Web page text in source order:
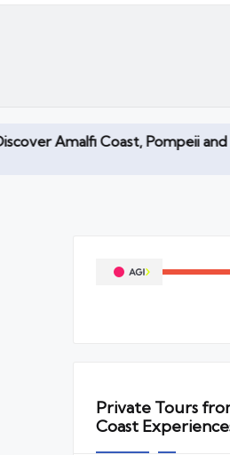
Pompeii and Naples with a
Private Tours
Coast